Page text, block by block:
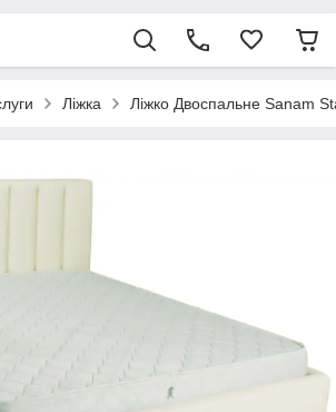
Ліжка Ліжко Двоспальне Sanam